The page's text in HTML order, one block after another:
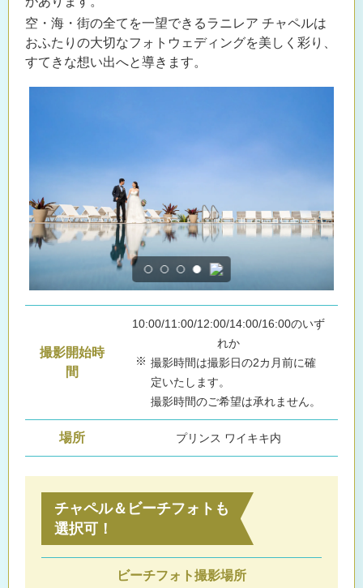
空・海・街の全てを一望できるラニレア チャペルは
おふたりの大切なフォトウェディングを美しく彩り、
すてきな想い出へと導きます。
撮影開始時
間
10:00/11:00/12:00/14:00/16:00のいず
れか
撮影時間は撮影日の2カ月前に確
定いたします。
撮影時間のご希望は承れません。
場所 プリンス ワイキキ内
チャペル＆ビーチフォトも
選択可！
ビーチフォト撮影場所